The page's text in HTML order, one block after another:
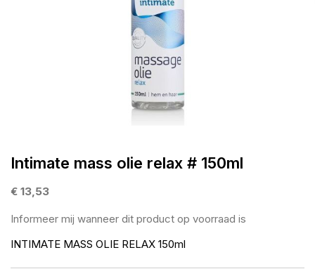
het
begin
de
afbeeldingen-
Intimate mass olie relax # 150ml
€ 13,53
Informeer mij wanneer dit product op voorraad is
INTIMATE MASS OLIE RELAX 150ml